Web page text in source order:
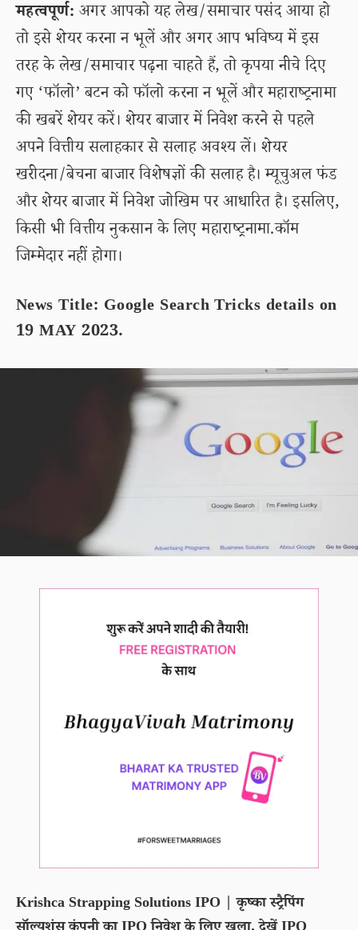
महत्वपूर्ण: अगर आपको यह लेख/समाचार पसंद आया हो
तो इसे शेयर करना न भूलें और अगर आप भविष्य में इस
तरह के लेख/समाचार पढ़ना चाहते हैं, तो कृपया नीचे दिए
गए ‘फॉलो’ बटन को फॉलो करना न भूलें और महाराष्ट्रनामा
की खबरें शेयर करें। शेयर बाजार में निवेश करने से पहले
अपने वित्तीय सलाहकार से सलाह अवश्य लें। शेयर
खरीदना/बेचना बाजार विशेषज्ञों की सलाह है। म्यूचुअल फंड
और शेयर बाजार में निवेश जोखिम पर आधारित है। इसलिए,
किसी भी वित्तीय नुकसान के लिए महाराष्ट्रनामा.कॉम
जिम्मेदार नहीं होगा।
News Title: Google Search Tricks details on
19 MAY 2023.
Krishca Strapping Solutions IPO | कृष्का स्ट्रैपिंग